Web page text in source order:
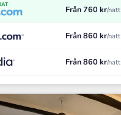
Från 760 kr/natt
Från 860 kr/natt
Från 860 kr/natt